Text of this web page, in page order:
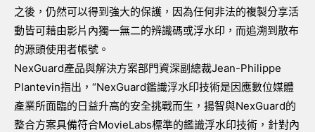
之後，仍然可以得到強大的保護，因為任何非法的複製分享活
動皆可藉由影片內獨一無二的辨識碼或浮水印，而追溯到散布
的源頭使用者帳號。
NexGuard產品與解決方案部門資深副總裁Jean-Philippe
Plantevin指出，“NexGuard鑑識浮水印技術是因應數位媒體
產業所面臨的日益升高的安全挑戰而生，揚智與NexGuard的
整合方案具備符合MovieLabs標準的鑑識浮水印技術，針對內